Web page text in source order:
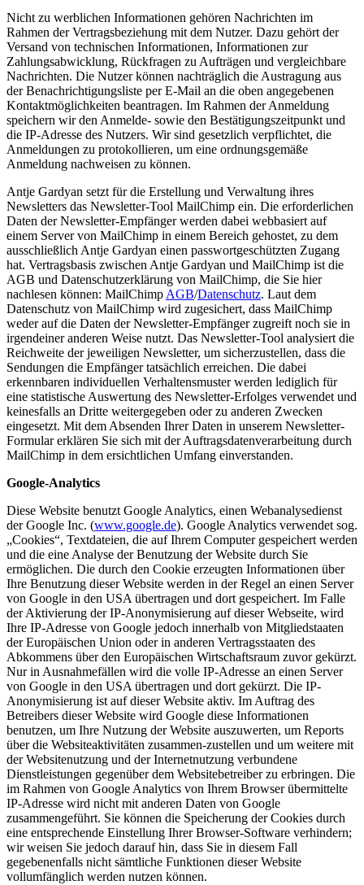
Nicht zu werblichen Informationen gehören Nachrichten im
Rahmen der Vertragsbeziehung mit dem Nutzer. Dazu gehört der
Versand von technischen Informationen, Informationen zur
Zahlungsabwicklung, Rückfragen zu Aufträgen und vergleichbare
Nachrichten. Die Nutzer können nachträglich die Austragung aus
der Benachrichtigungsliste per E-Mail an die oben angegebenen
Kontaktmöglichkeiten beantragen. Im Rahmen der Anmeldung
speichern wir den Anmelde- sowie den Bestätigungszeitpunkt und
die IP-Adresse des Nutzers. Wir sind gesetzlich verpflichtet, die
Anmeldungen zu protokollieren, um eine ordnungsgemäße
Anmeldung nachweisen zu können.
Antje Gardyan setzt für die Erstellung und Verwaltung ihres
Newsletters das Newsletter-Tool MailChimp ein. Die erforderlichen
Daten der Newsletter-Empfänger werden dabei webbasiert auf
einem Server von MailChimp in einem Bereich gehostet, zu dem
ausschließlich Antje Gardyan einen passwortgeschützten Zugang
hat. Vertragsbasis zwischen Antje Gardyan und MailChimp ist die
AGB und Datenschutzerklärung von MailChimp, die Sie hier
nachlesen können: MailChimp AGB/Datenschutz. Laut dem
Datenschutz von MailChimp wird zugesichert, dass MailChimp
weder auf die Daten der Newsletter-Empfänger zugreift noch sie in
irgendeiner anderen Weise nutzt. Das Newsletter-Tool analysiert die
Reichweite der jeweiligen Newsletter, um sicherzustellen, dass die
Sendungen die Empfänger tatsächlich erreichen. Die dabei
erkennbaren individuellen Verhaltensmuster werden lediglich für
eine statistische Auswertung des Newsletter-Erfolges verwendet und
keinesfalls an Dritte weitergegeben oder zu anderen Zwecken
eingesetzt. Mit dem Absenden Ihrer Daten in unserem Newsletter-
Formular erklären Sie sich mit der Auftragsdatenverarbeitung durch
MailChimp in dem ersichtlichen Umfang einverstanden.
Google-Analytics
Diese Website benutzt Google Analytics, einen Webanalysedienst
der Google Inc. (www.google.de). Google Analytics verwendet sog.
„Cookies“, Textdateien, die auf Ihrem Computer gespeichert werden
und die eine Analyse der Benutzung der Website durch Sie
ermöglichen. Die durch den Cookie erzeugten Informationen über
Ihre Benutzung dieser Website werden in der Regel an einen Server
von Google in den USA übertragen und dort gespeichert. Im Falle
der Aktivierung der IP-Anonymisierung auf dieser Webseite, wird
Ihre IP-Adresse von Google jedoch innerhalb von Mitgliedstaaten
der Europäischen Union oder in anderen Vertragsstaaten des
Abkommens über den Europäischen Wirtschaftsraum zuvor gekürzt.
Nur in Ausnahmefällen wird die volle IP-Adresse an einen Server
von Google in den USA übertragen und dort gekürzt. Die IP-
Anonymisierung ist auf dieser Website aktiv. Im Auftrag des
Betreibers dieser Website wird Google diese Informationen
benutzen, um Ihre Nutzung der Website auszuwerten, um Reports
über die Websiteaktivitäten zusammen-zustellen und um weitere mit
der Websitenutzung und der Internetnutzung verbundene
Dienstleistungen gegenüber dem Websitebetreiber zu erbringen. Die
im Rahmen von Google Analytics von Ihrem Browser übermittelte
IP-Adresse wird nicht mit anderen Daten von Google
zusammengeführt. Sie können die Speicherung der Cookies durch
eine entsprechende Einstellung Ihrer Browser-Software verhindern;
wir weisen Sie jedoch darauf hin, dass Sie in diesem Fall
gegebenenfalls nicht sämtliche Funktionen dieser Website
vollumfänglich werden nutzen können.